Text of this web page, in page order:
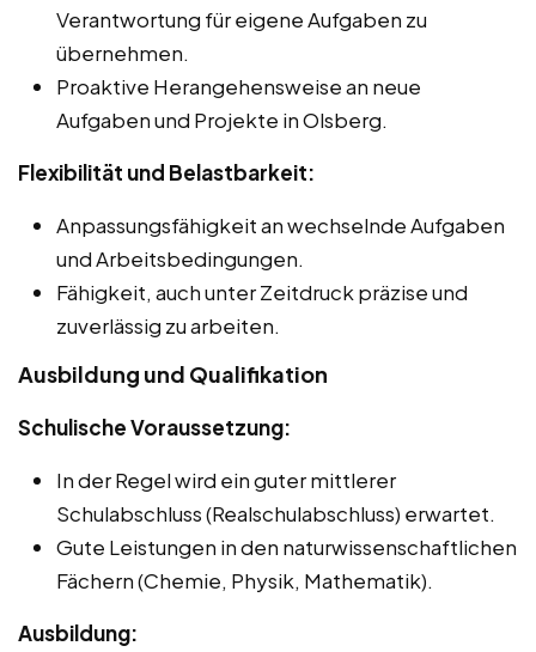
Verantwortung für eigene Aufgaben zu
übernehmen.
Proaktive Herangehensweise an neue
Aufgaben und Projekte in Olsberg.
Flexibilität und Belastbarkeit:
Anpassungsfähigkeit an wechselnde Aufgaben
und Arbeitsbedingungen.
Fähigkeit, auch unter Zeitdruck präzise und
zuverlässig zu arbeiten.
Ausbildung und Qualifikation
Schulische Voraussetzung:
In der Regel wird ein guter mittlerer
Schulabschluss (Realschulabschluss) erwartet.
Gute Leistungen in den naturwissenschaftlichen
Fächern (Chemie, Physik, Mathematik).
Ausbildung: